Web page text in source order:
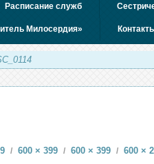
Расписание служб
Милосердия»
/ 600 × 399 / 600 × 399 / 600 ×